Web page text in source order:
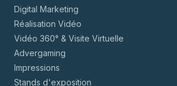
Digital Marketing
Réalisation Vidéo
Vidéo 360° & Visite Virtuelle
Advergaming
Impressions
Stands d'exposition